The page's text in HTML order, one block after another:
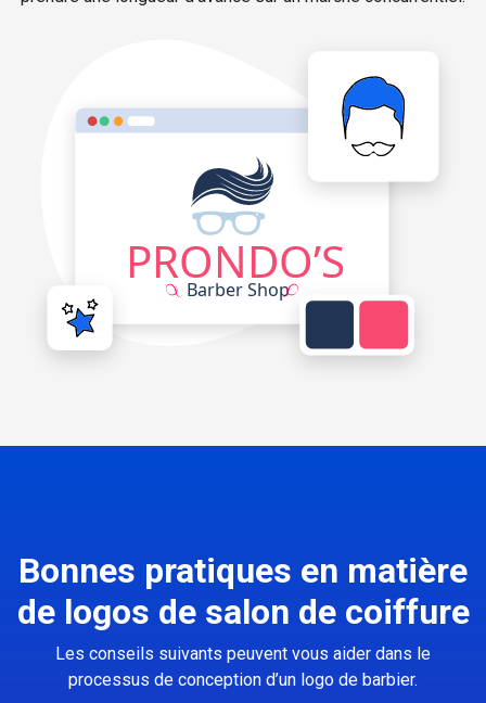
Bonnes pratiques en matière
de logos de salon de coiffure
Les conseils suivants peuvent vous aider dans le
processus de conception d’un logo de barbier.